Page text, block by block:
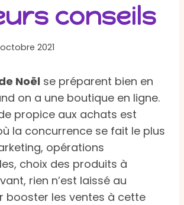
conseils
2021
Noël se préparent bien en
on a une boutique en ligne.
propice aux achats est
la concurrence se fait le plus
opérations
choix des produits à
rien n’est laissé au
booster les ventes à cette